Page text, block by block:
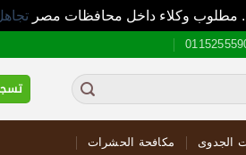
... مطلوب وكلاء داخل محافظات مصر
الجدوى مكافحة الحشرات